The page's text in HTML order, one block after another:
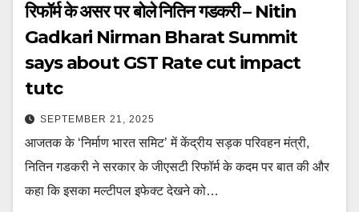
रिफॉर्म के असर पर बोले नितिन गडकरी – Nitin
Gadkari Nirman Bharat Summit
says about GST Rate cut impact
tutc
SEPTEMBER 21, 2025
आजतक के ‘निर्माण भारत समिट’ में केंद्रीय सड़क परिवहन मंत्री,
नितिन गडकरी ने सरकार के जीएसटी रिफॉर्म के कदम पर बात की और
कहा कि इसका मल्टीपल इफेक्ट देखने को…